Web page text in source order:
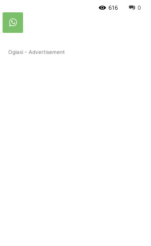
0
616
Oglasi - Advertisement